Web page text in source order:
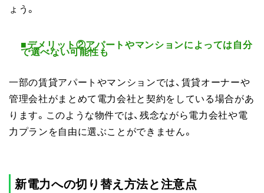
ょう。
■デメリット②アパートやマンションによっては自分
で選べない可能性も
一部の賃貸アパートやマンションでは、賃貸オーナーや
管理会社がまとめて電力会社と契約をしている場合があ
ります。このような物件では、残念ながら電力会社や電
力プランを自由に選ぶことができません。
新電力への切り替え方法と注意点